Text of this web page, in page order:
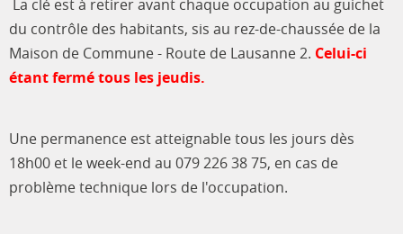
La clé est à retirer avant chaque occupation au guichet
du contrôle des habitants, sis au rez-de-chaussée de la
Maison de Commune - Route de Lausanne 2. Celui-ci
étant fermé tous les jeudis.
Une permanence est atteignable tous les jours dès
18h00 et le week-end au 079 226 38 75, en cas de
problème technique lors de l'occupation.